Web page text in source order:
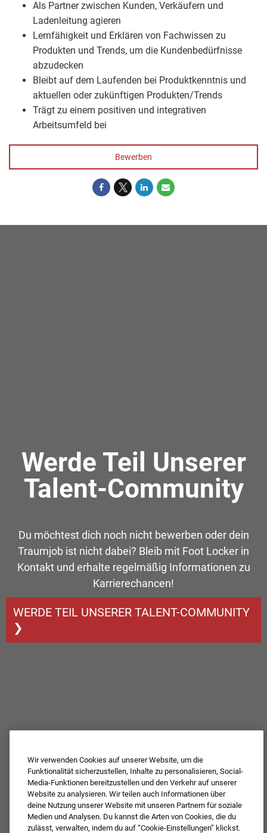
Als Partner zwischen Kunden, Verkäufern und
Ladenleitung agieren
Lernfähigkeit und Erklären von Fachwissen zu
Produkten und Trends, um die Kundenbedürfnisse
abzudecken
Bleibt auf dem Laufenden bei Produktkenntnis und
aktuellen oder zukünftigen Produkten/Trends
Trägt zu einem positiven und integrativen
Arbeitsumfeld bei
Bewerben
Werde Teil Unserer
Talent-Community
Du möchtest dich noch nicht bewerben oder dein
Traumjob ist nicht dabei? Bleib mit Foot Locker in
Kontakt und erhalte regelmäßig Informationen zu
Karrierechancen!
WERDE TEIL UNSERER TALENT-COMMUNITY
❯
Wir verwenden Cookies auf unserer Website, um die
Funktionalität sicherzustellen, Inhalte zu personalisieren, Social-
Media-Funktionen bereitzustellen und den Verkehr auf unserer
Website zu analysieren. Wir teilen auch Informationen über
deine Nutzung unserer Website mit unseren Partnern für soziale
Medien und Analysen. Du kannst die Arten von Cookies, die du
zulässt, verwalten, indem du auf “Cookie-Einstellungen” klickst.